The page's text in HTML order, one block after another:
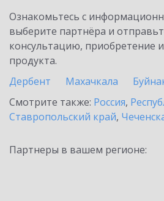
Ознакомьтесь с
выберите партнёра и
консультацию, приобретение
продукта.
Дербент
Махачкала
Смотрите также: Россия,
Ставропольский край,
Партнеры в вашем регионе: